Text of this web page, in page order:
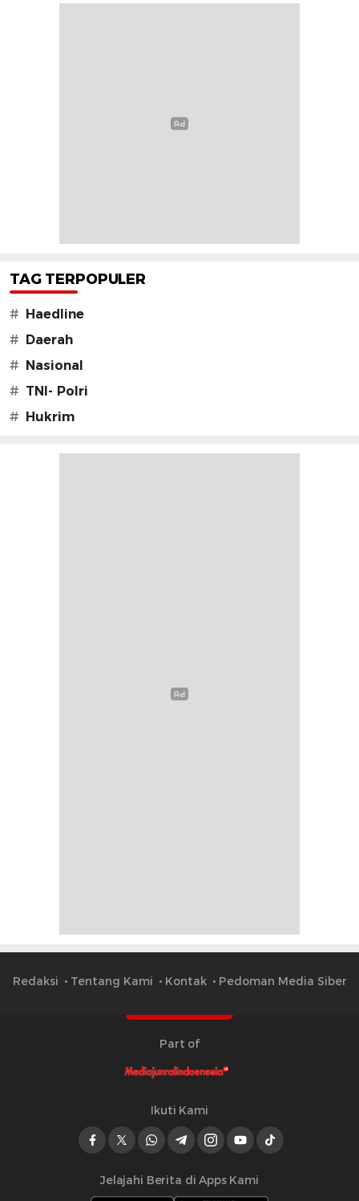
TAG TERPOPULER
#
Haedline
#
Daerah
#
Nasional
# TNI- Polri
#
Hukrim
Redaksi Tentang Kami Kontak Pedoman Media Siber
Part of
Ikuti Kami
Jelajahi Berita di Apps Kami